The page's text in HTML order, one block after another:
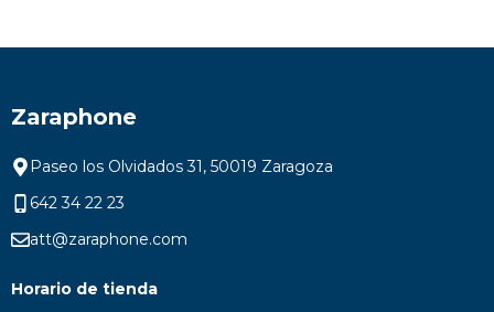
Zaraphone
Paseo los Olvidados 31, 50019 Zaragoza
642 34 22 23
att@zaraphone.com
Horario de tienda